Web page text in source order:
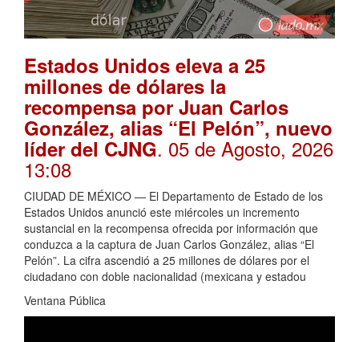
Estados Unidos eleva a 25
millones de dólares la
recompensa por Juan Carlos
González, alias “El Pelón”, nuevo
líder del CJNG. 05 de Agosto, 2026
13:08
CIUDAD DE MÉXICO — El Departamento de Estado de los
Estados Unidos anunció este miércoles un incremento
sustancial en la recompensa ofrecida por información que
conduzca a la captura de Juan Carlos González, alias “El
Pelón”. La cifra ascendió a 25 millones de dólares por el
ciudadano con doble nacionalidad (mexicana y estadou
Ventana Pública